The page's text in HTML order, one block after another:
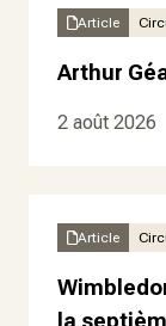
Article
Arthur
2 août 2026
Article
la